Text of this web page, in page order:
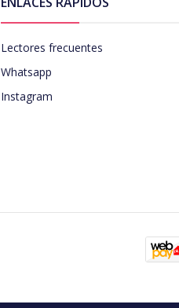
Lectores frecuentes
Whatsapp
Instagram